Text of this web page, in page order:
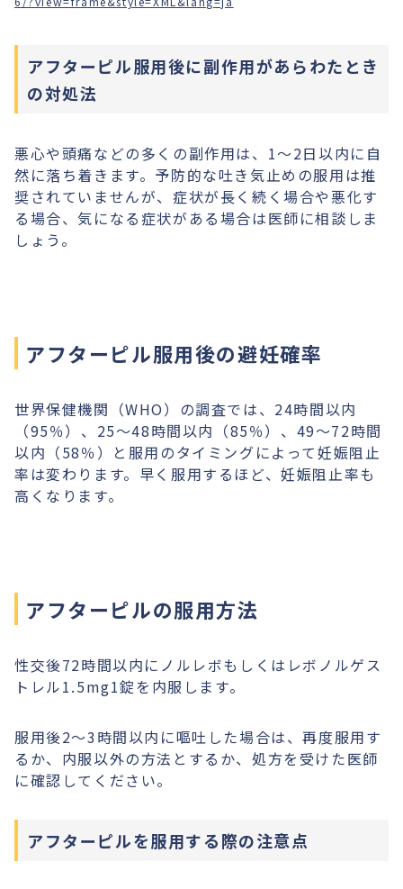
アフターピル服用後に副作用があらわたとき
の対処法
悪心や頭痛などの多くの副作用は、1〜2日以内に自
然に落ち着きます。予防的な吐き気止めの服用は推
奨されていませんが、症状が長く続く場合や悪化す
る場合、気になる症状がある場合は医師に相談しま
しょう。
アフターピル服用後の避妊確率
世界保健機関（WHO）の調査では、24時間以内
（95％）、25〜48時間以内（85％）、49〜72時間
以内（58％）と服用のタイミングによって妊娠阻止
率は変わります。早く服用するほど、妊娠阻止率も
高くなります。
アフターピルの服用方法
性交後72時間以内にノルレボもしくはレボノルゲス
トレル1.5mg1錠を内服します。
服用後2〜3時間以内に嘔吐した場合は、再度服用す
るか、内服以外の方法とするか、処方を受けた医師
に確認してください。
アフターピルを服用する際の注意点